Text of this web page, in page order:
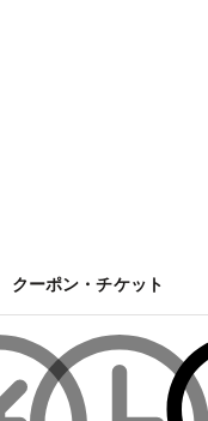
クーポン・チケット